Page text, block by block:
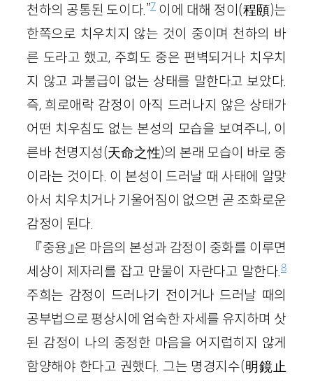
천하의 공통된 도이다.”7이에 대해 정이(程頤)는
한쪽으로 치우치지 않는 것이 중이며 천하의 바
른 도라고 했고, 주희도 중은 편벽되거나 치우치
지 않고 과불급이 없는 상태를 말한다고 보았다.
즉, 희로애락 감정이 아직 드러나지 않은 상태가
어떤 치우침도 없는 본성의 모습을 보여주니, 이
른바 천명지성(天命之性)의 본래 모습이 바로 중
이라는 것이다. 이 본성이 드러날 때 사태에 알맞
아서 치우치거나 기울어짐이 없으면 곧 조화로운
감정이 된다.
『중용』은 마음의 본성과 감정이 중화를 이루면
세상이 제자리를 잡고 만물이 자란다고 말한다.8
주희는 감정이 드러나기 전이거나 드러날 때의
공부법으로 평상시에 엄숙한 자세를 유지하며 삿
된 감정이 나의 중정한 마음을 어지럽히지 않게
함양해야 한다고 권했다. 그는 명경지수(明鏡止